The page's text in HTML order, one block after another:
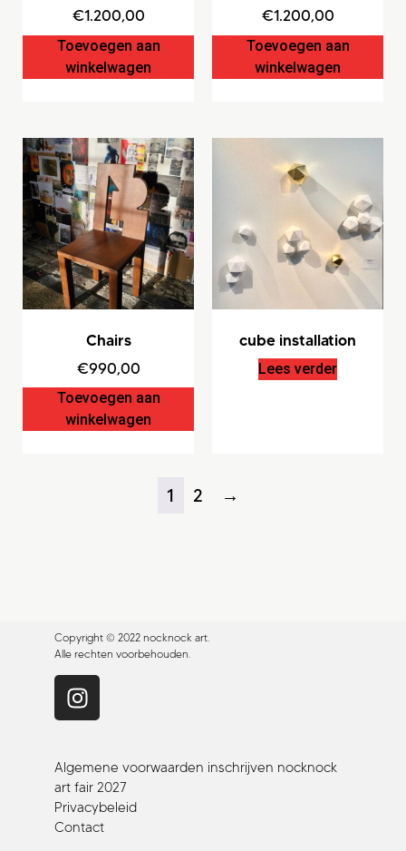
€1.200,00
Toevoegen aan
winkelwagen
€1.200,00
Toevoegen aan
winkelwagen
Chairs
€990,00
Toevoegen aan
winkelwagen
cube installation
Lees verder
1 2 →
Copyright © 2022 nocknock art.
Alle rechten voorbehouden.
Algemene voorwaarden inschrijven nocknock
art fair 2027
Privacybeleid
Contact